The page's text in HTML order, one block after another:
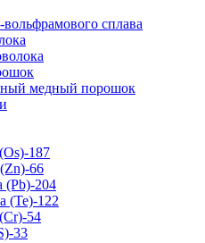
сплава
медный порошок
187
66
(Pb)-204
(Te)-122
54
33